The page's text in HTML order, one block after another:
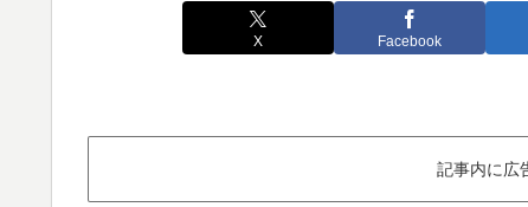
X Facebook
記事内に広